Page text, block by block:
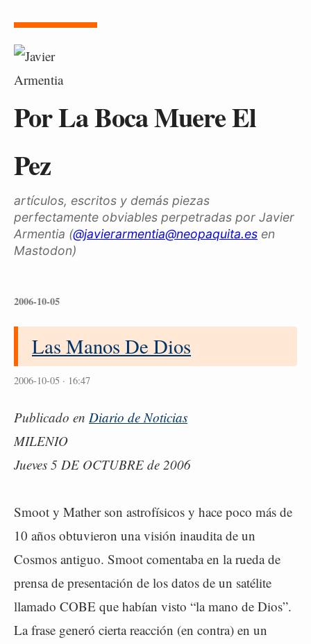
Por La Boca Muere El
Pez
artículos, escritos y demás piezas
perfectamente obviables perpetradas por Javier
Armentia (@javierarmentia@neopaquita.es en
Mastodon)
2006-10-05
Las Manos De Dios
2006-10-05 · 16:47
Publicado en Diario de Noticias
MILENIO
Jueves 5 DE OCTUBRE de 2006
Smoot y Mather son astrofísicos y hace poco más de
10 años obtuvieron una visión inaudita de un
Cosmos antiguo. Smoot comentaba en la rueda de
prensa de presentación de los datos de un satélite
llamado COBE que habían visto “la mano de Dios”.
La frase generó cierta reacción (en contra) en un